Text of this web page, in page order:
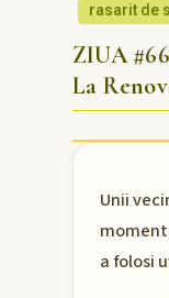
rasarit de
ZIUA
La
Unii
a folosi